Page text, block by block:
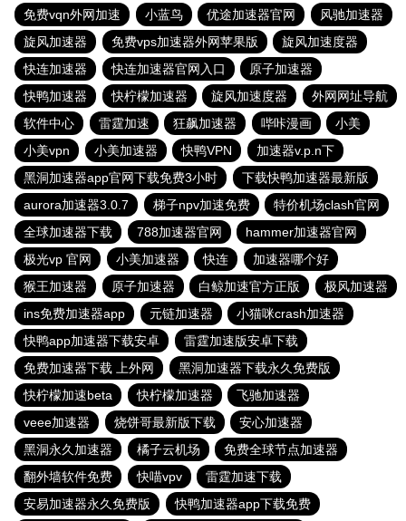
免费vqn外网加速
小蓝鸟 优途加速器官网
风驰加速器
旋风加速器
免费vps加速器外网苹果版
旋风加速度器
快连加速器
快连加速器官网入口
原子加速器
快鸭加速器
快柠檬加速器 旋风加速度器
外网网址导航
软件中心
雷霆加速 狂飙加速器 哔咔漫画
小美
小美vpn
小美加速器 快鸭VPN
加速器v.p.n下
黑洞加速器app官网下载免费3小时
下载快鸭加速器最新版
aurora加速器3.0.7
梯子npv加速免费
特价机场clash官网
全球加速器下载
788加速器官网
hammer加速器官网
极光vp 官网
小美加速器 快连
加速器哪个好
猴王加速器
原子加速器 白鲸加速官方正版
极风加速器
ins免费加速器app
元链加速器
小猫咪crash加速器
快鸭app加速器下载安卓
雷霆加速版安卓下载
免费加速器下载 上外网
黑洞加速器下载永久免费版
快柠檬加速beta
快柠檬加速器
飞驰加速器
veee加速器
烧饼哥最新版下载
安心加速器
黑洞永久加速器
橘子云机场
免费全球节点加速器
翻外墙软件免费
快喵vpv
雷霆加速下载
安易加速器永久免费版
快鸭加速器app下载免费